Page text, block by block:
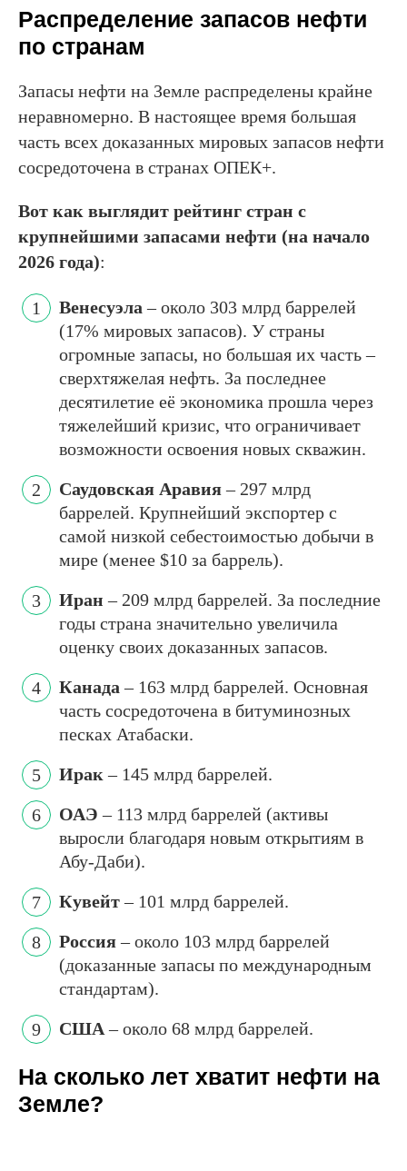
Распределение запасов нефти
по странам
Запасы нефти на Земле распределены крайне
неравномерно. В настоящее время большая
часть всех доказанных мировых запасов нефти
сосредоточена в странах ОПЕК+.
Вот как выглядит рейтинг стран с
крупнейшими запасами нефти (на начало
2026 года):
Венесуэла – около 303 млрд баррелей
(17% мировых запасов). У страны
огромные запасы, но большая их часть –
сверхтяжелая нефть. За последнее
десятилетие её экономика прошла через
тяжелейший кризис, что ограничивает
возможности освоения новых скважин.
Саудовская Аравия– 297 млрд
баррелей. Крупнейший экспортер с
самой низкой себестоимостью добычи в
мире (менее $10 за баррель).
Иран – 209 млрд баррелей. За последние
годы страна значительно увеличила
оценку своих доказанных запасов.
Канада – 163 млрд баррелей. Основная
часть сосредоточена в битуминозных
песках Атабаски.
Ирак – 145 млрд баррелей.
ОАЭ – 113 млрд баррелей (активы
выросли благодаря новым открытиям в
Абу-Даби).
Кувейт– 101 млрд баррелей.
Россия– около 103 млрд баррелей
(доказанные запасы по международным
стандартам).
США – около 68 млрд баррелей.
На сколько лет хватит нефти на
Земле?